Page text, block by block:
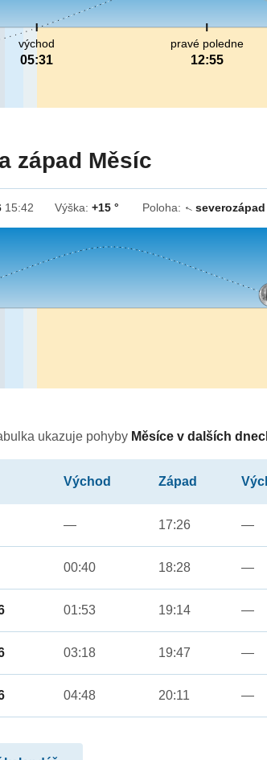
pravé poledne
12:55
východ
05:31
západ Měsíc
15:42 Výška:+15 ° Poloha: ↓severozápad
ukazuje pohyby Měsíce v dalších
Východ Západ
— 17:26 —
00:40 18:28 —
01:53 19:14 —
03:18 19:47 —
04:48 20:11 —